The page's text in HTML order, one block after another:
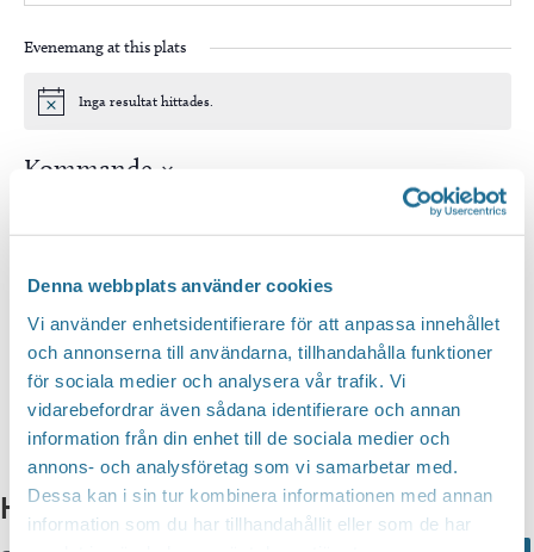
Denna webbplats använder cookies
Vi använder enhetsidentifierare för att anpassa innehållet
och annonserna till användarna, tillhandahålla funktioner
för sociala medier och analysera vår trafik. Vi
vidarebefordrar även sådana identifierare och annan
information från din enhet till de sociala medier och
annons- och analysföretag som vi samarbetar med.
Dessa kan i sin tur kombinera informationen med annan
information som du har tillhandahållit eller som de har
Evenemang at this plats
Notis Inga resultat hittades.
Kommande
datum.
Prenumerera på kalender
Hittar du inte vad du söker?